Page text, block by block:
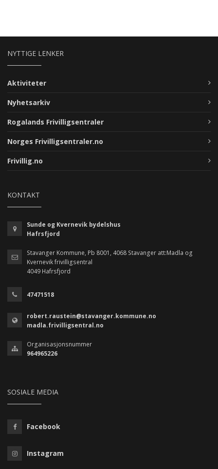
NYTTIGE LENKER
Aktiviteter
Nyhetsarkiv
Rogalands Frivilligsentraler
Norges Frivilligsentraler.no
Frivillig.no
KONTAKT
Sunde og Kvernevik bydelshus
Hafrsfjord
Stavanger Kommune, Pb 8001, 4068 Stavanger att:Madla og
Kvernevik frivilligsentral
4049 Hafrsfjord
47471518
robert.raustein@stavanger.kommune.no
madla.frivilligsentral.no
Organisasjonsnummer
964965226
SOSIALE MEDIA
Facebook
Instagram